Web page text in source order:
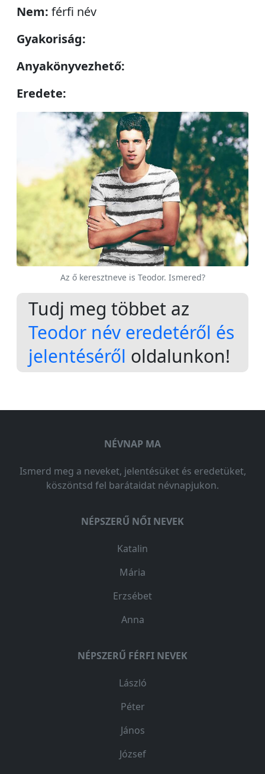
Nem: férfi név
Gyakoriság:
Anyakönyvezhető:
Eredete:
Az ő keresztneve is Teodor. Ismered?
Tudj meg többet az
Teodor név eredetéről és
jelentéséről oldalunkon!
NÉVNAP MA
Ismerd meg a neveket, jelentésüket és eredetüket,
köszöntsd fel barátaidat névnapjukon.
NÉPSZERŰ NŐI NEVEK
Katalin
Mária
Erzsébet
Anna
NÉPSZERŰ FÉRFI NEVEK
László
Péter
János
József